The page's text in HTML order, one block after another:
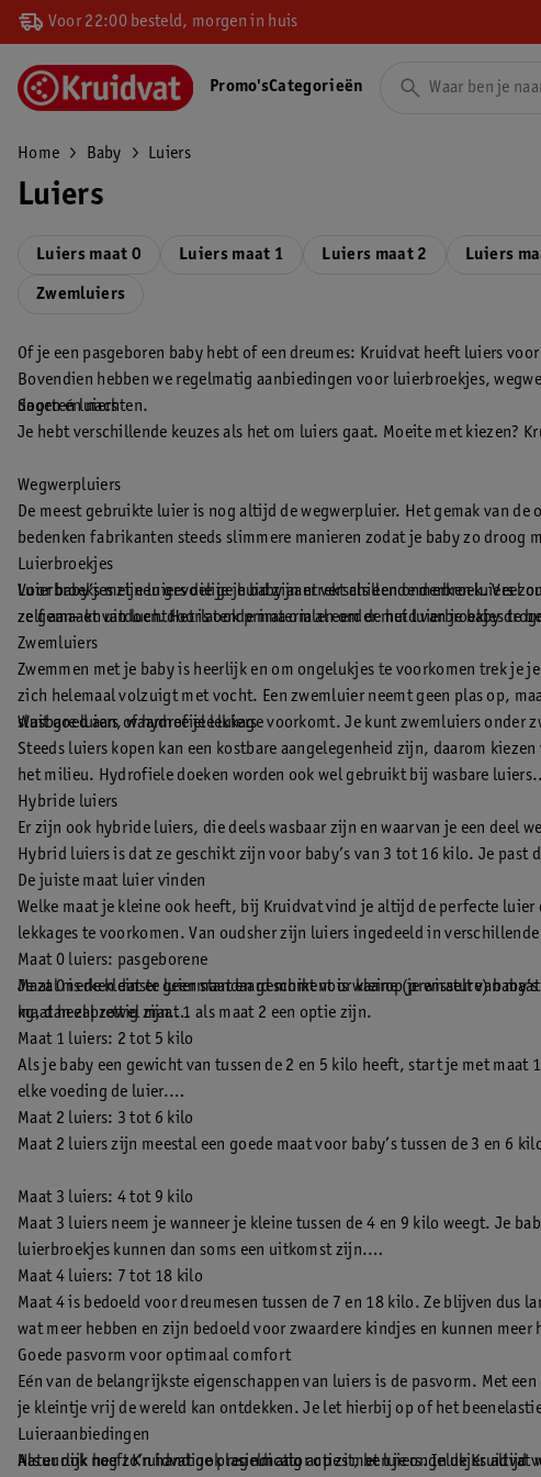
Voor 22:00 besteld, morgen in huis
Promo'sCategorieën
Home Baby Luiers
Luiers
Luiers maat 0 Luiers maat 1 Luiers maat 2 Luiers
Zwemluiers
Of je een pasgeboren baby hebt of een dreumes: Kruidvat heeft luiers
Bovendien hebben we regelmatig aanbiedingen voor luierbroekjes,
dagen én nachten.
Soorten luiers
Je hebt verschillende keuzes als het om luiers gaat. Moeite met kiezen?
Wegwerpluiers
De meest gebruikte luier is nog altijd de wegwerpluier. Het gemak van
bedenken fabrikanten steeds slimmere manieren zodat je baby zo
Voor baby’s met een gevoelige huid zijn er verschillende merken luiers
ze gemaakt van luchtdoorlatende materialen om de huid van je baby
Luierbroekjes
Luierbroekjes zijn luiers die je je baby aantrekt als een onderbroek.
zelf aan- en uitdoen. Het is ook prima om al eerder met luierbroekjes te
Zwemluiers
Zwemmen met je baby is heerlijk en om ongelukjes te voorkomen trek je
zich helemaal volzuigt met vocht. Een zwemluier neemt geen plas op,
sluit goed aan, waarmee je lekkage voorkomt. Je kunt zwemluiers
Wasbare luiers of hydrofiele luiers
Steeds luiers kopen kan een kostbare aangelegenheid zijn, daarom
het milieu. Hydrofiele doeken worden ook wel gebruikt bij wasbare luiers.
Hybride luiers
Er zijn ook hybride luiers, die deels wasbaar zijn en waarvan je een deel
Hybrid luiers is dat ze geschikt zijn voor baby’s van 3 tot 16 kilo. Je
De juiste maat luier vinden
Welke maat je kleine ook heeft, bij Kruidvat vind je altijd de perfecte
lekkages te voorkomen. Van oudsher zijn luiers ingedeeld in
Je zal merken dat er geen standaard moment is waarop je wisselt van
kg, dan zal zowel maat 1 als maat 2 een optie zijn.
Maat 0 luiers: pasgeborene
Maat 0 is de kleinste luiermaat en geschikt voor kleine (premature)
maat heel prettig zijn.
Maat 1 luiers: 2 tot 5 kilo
Als je baby een gewicht van tussen de 2 en 5 kilo heeft, start je met
elke voeding de luier.
Maat 2 luiers: 3 tot 6 kilo
Maat 2 luiers zijn meestal een goede maat voor baby’s tussen de 3 en 6
Maat 3 luiers: 4 tot 9 kilo
Maat 3 luiers neem je wanneer je kleine tussen de 4 en 9 kilo weegt. Je
luierbroekjes kunnen dan soms een uitkomst zijn.
Maat 4 luiers: 7 tot 18 kilo
Maat 4 is bedoeld voor dreumesen tussen de 7 en 18 kilo. Ze blijven dus
wat meer hebben en zijn bedoeld voor zwaardere kindjes en kunnen meer
Goede pasvorm voor optimaal comfort
Eén van de belangrijkste eigenschappen van luiers is de pasvorm. Met
je kleintje vrij de wereld kan ontdekken. Je let hierbij op of het
Als er ook nog zo’n handige plasindicator op zit, ben je ongelukjes
Luieraanbiedingen
Natuurlijk heeft Kruidvat ook regelmatig acties met luiers. In de Kruidvat